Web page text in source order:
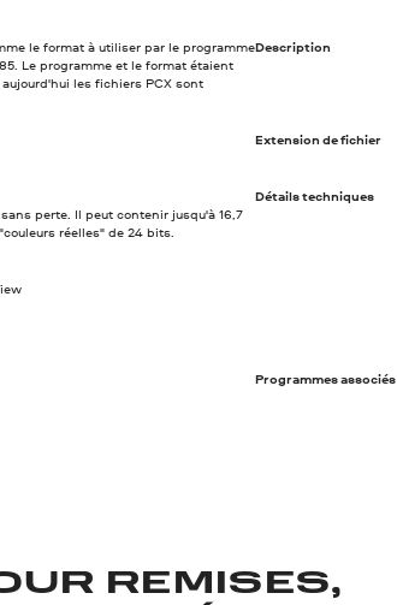
le format à utiliser par le programme
Le programme et le format étaient
les fichiers PCX sont
perte. Il peut contenir jusqu'à 16,7
réelles" de 24 bits.
Description
Extension de fichier
Détails techniques
Programmes associés
REMISES,